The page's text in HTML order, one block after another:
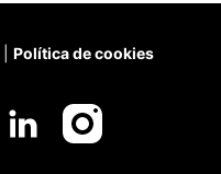
Política de cookies